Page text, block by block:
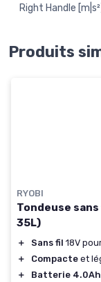
Right Handle
Produits
RYOBI
Tondeuse sans
35L)
＋ Sans fil 18V
＋
Compacte et
＋
Batterie